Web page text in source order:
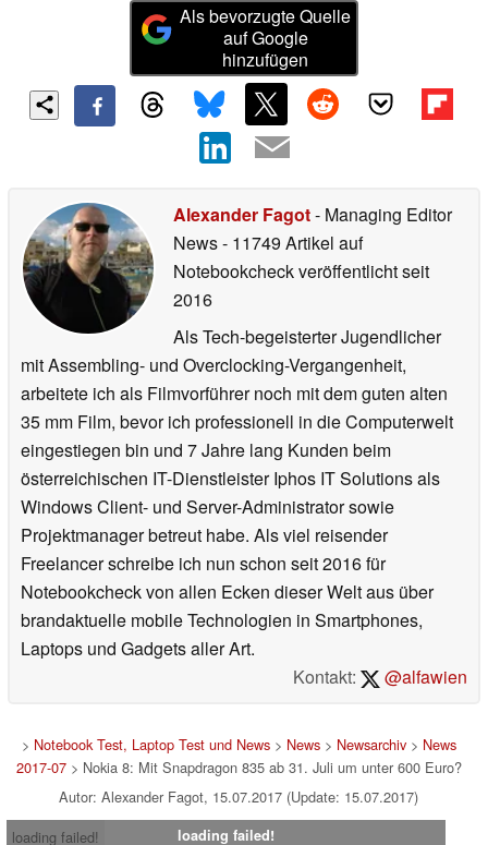
Als bevorzugte Quelle
auf Google
hinzufügen
Alexander Fagot- Managing Editor
News- 11749 Artikel auf
Notebookcheck veröffentlichtseit
2016
Als Tech-begeisterter Jugendlicher
mit Assembling- und Overclocking-Vergangenheit,
arbeitete ich als Filmvorführer noch mit dem guten alten
35 mm Film, bevor ich professionell in die Computerwelt
eingestiegen bin und 7 Jahre lang Kunden beim
österreichischen IT-Dienstleister Iphos IT Solutions als
Windows Client- und Server-Administrator sowie
Projektmanager betreut habe. Als viel reisender
Freelancer schreibe ich nun schon seit 2016 für
Notebookcheck von allen Ecken dieser Welt aus über
brandaktuelle mobile Technologien in Smartphones,
Laptops und Gadgets aller Art.
Kontakt:
@alfawien
> Notebook Test, Laptop Test und News> News> Newsarchiv> News
2017-07> Nokia 8: Mit Snapdragon 835 ab 31. Juli um unter 600 Euro?
Autor: Alexander Fagot, 15.07.2017 (Update: 15.07.2017)
loading failed!
loading failed!